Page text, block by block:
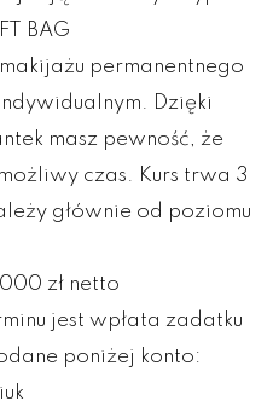
BAG
permanentnego
Dzięki
masz pewność, że
czas. Kurs trwa 3
głównie od poziomu
zł netto
jest wpłata zadatku
poniżej konto: